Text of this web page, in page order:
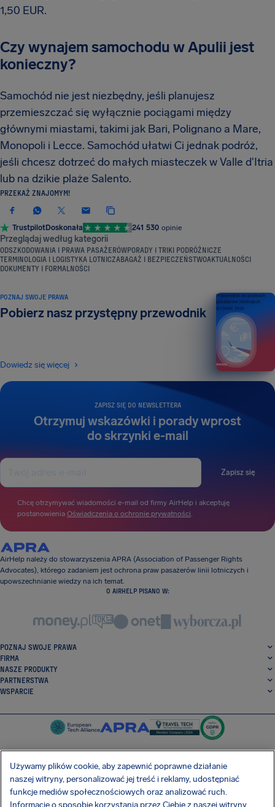
1,50 EUR.
Czy wynajem samochodu w Apulii jest
konieczny?
Samochód nie jest niezbędny, jeśli planujesz
przemieszczać się wyłącznie pociągami między
głównymi miastami, takimi jak Bari, Polignano a Mare,
Monopoli i Lecce. Samochód ułatwi Ci jednak podróż,
jeśli chcesz dotrzeć do małych miasteczek w Valle d'Itria
lub na dzikie plaże Salento.
PRZEKAŻ ZNAJOMYM!
TrustpilotDoskonała 241 530 opinie
Przeglądaj według kategorii
ODSZKODOWANIA I PRAWA PASAŻERÓWPORADY I TRIKI PODRÓŻNICZE
TERMINOLOGIA I LOGISTYKA LOTNICZABAGAŻ I BEZPIECZEŃSTWOAKTUALNOŚCI
DOKUMENTY I FORMALNOŚCI
ZAPISZ SIĘ DO NEWSLETTERA
Otrzymuj wskazówki i porady wprost
do skrzynki e-mail
Zapisz się
Chcę otrzymywać wiadomości e-mail od firmy AirHelp i akceptuję
postanowienia Oświadczenia o ochronie prywatności.
POZNAJ SWOJE PRAWA
Pobierz nasz przystępny przewodnik
Dowiedz się więcej
Przewodnik po prawach
pasażerów lotniczych
WYDANIE 2026
AirHelp należy do stowarzyszenia APRA (Association of Passenger Rights
Advocates), którego zadaniem jest ochrona praw pasażerów linii lotniczych i
upowszechnianie wiedzy na ich temat.
O AIRHELP PISANO W:
POZNAJ SWOJE PRAWA
FIRMA
NASZE PRODUKTY
PARTNERSTWA
WSPARCIE
SocialFacebook
SocialTwitter
SocialInstagram
SocialLinkedin
Używamy plików cookie, aby zapewnić poprawne działanie
naszej witryny, personalizować jej treść i reklamy, udostępniać
funkcje mediów społecznościowych oraz analizować ruch.
Informacje o sposobie korzystania przez Ciebie z naszej witryny